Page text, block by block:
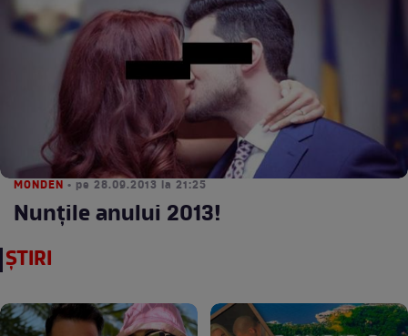
MONDEN • pe 28.09.2013 la 21:25
Nunţile anului 2013!
ȘTIRI